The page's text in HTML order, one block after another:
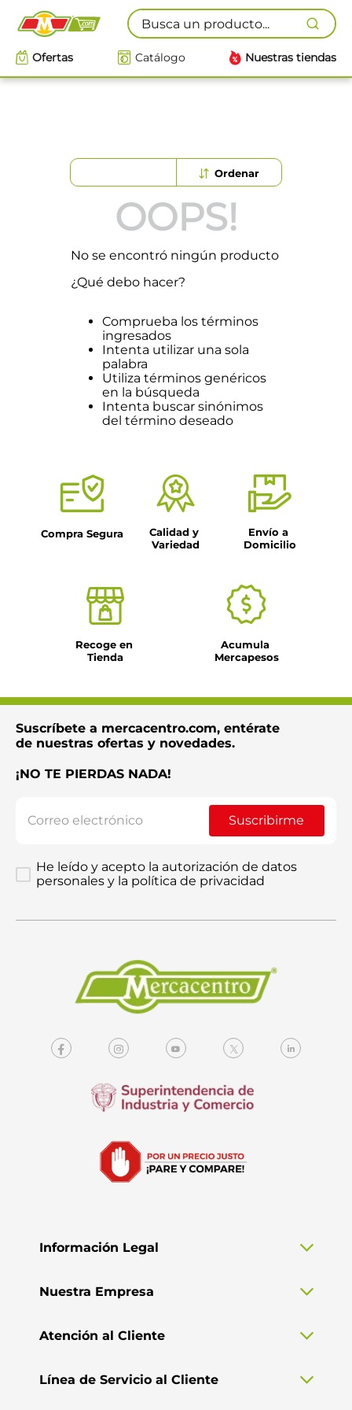
Busca un producto...
Ofertas Catálogo Nuestras tiendas
OOPS!
No se encontró ningún producto
¿Qué debo hacer?
Comprueba los términos
ingresados
Intenta utilizar una sola
palabra
Utiliza términos genéricos
en la búsqueda
Intenta buscar sinónimos
del término deseado
Compra Segura
Calidad y
Variedad
Envío a
Domicilio
Recoge en
Tienda
Acumula
Mercapesos
Suscríbete a mercacentro.com, entérate
de nuestras ofertas y novedades.
¡NO TE PIERDAS NADA!
Suscribirme
He leído y acepto la autorización de datos
personales y la política de privacidad
Información Legal
Nuestra Empresa
Atención al Cliente
Línea de Servicio al Cliente